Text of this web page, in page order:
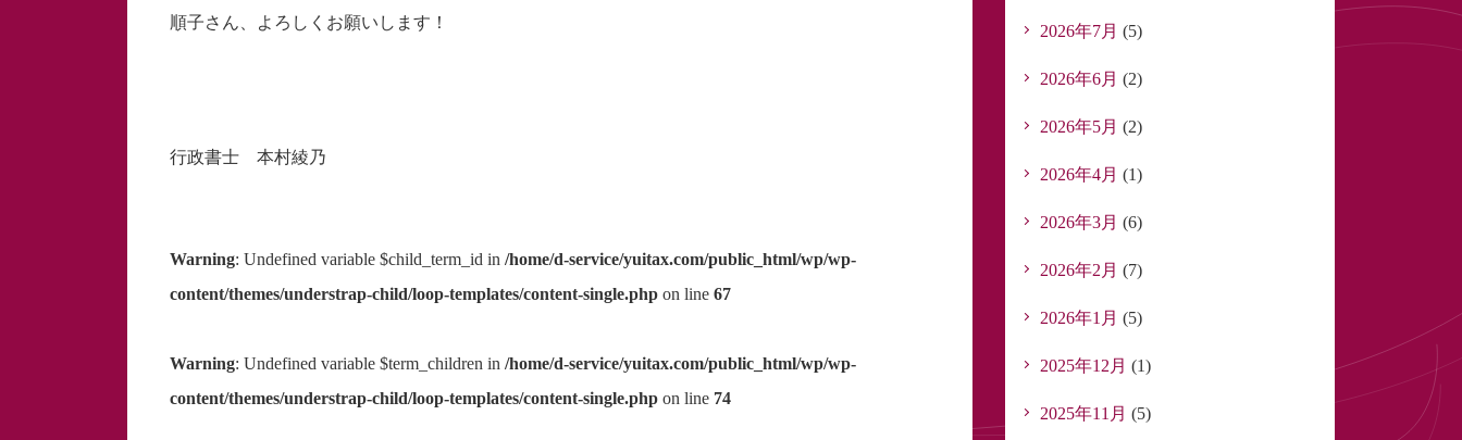
順子さん、よろしくお願いします！
行政書士 本村綾乃
Warning: Undefined variable $child_term_id in /home/d-service/yuitax.com/public_html/wp/wp-
content/themes/understrap-child/loop-templates/content-single.phpon line 67
Warning: Undefined variable $term_children in /home/d-service/yuitax.com/public_html/wp/wp-
content/themes/understrap-child/loop-templates/content-single.phpon line 74
2026年7月 (5)
2026年6月 (2)
2026年5月 (2)
2026年4月 (1)
2026年3月 (6)
2026年2月 (7)
2026年1月 (5)
2025年12月 (1)
2025年11月 (5)